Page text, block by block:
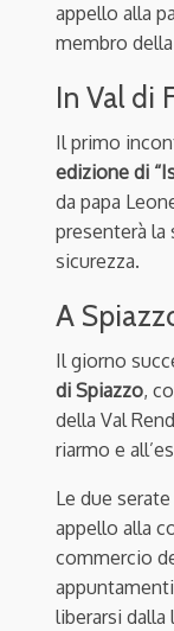
appello alla
membro
In Val di
Il primo
edizione di
da papa
presenterà la
sicurezza.
A
Il giorno
di Spiazzo,
della Val
riarmo e
Le due
appello alla
commercio
liberarsi dalla